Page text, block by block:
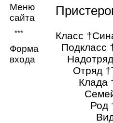
Меню
сайта
***
Форма
входа
Класс
Подкласс
Надотряд
Отряд
Клада
Род
Вид